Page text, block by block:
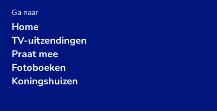
Ga naar
Home
TV-uitzendingen
Praat mee
Fotoboeken
Koningshuizen